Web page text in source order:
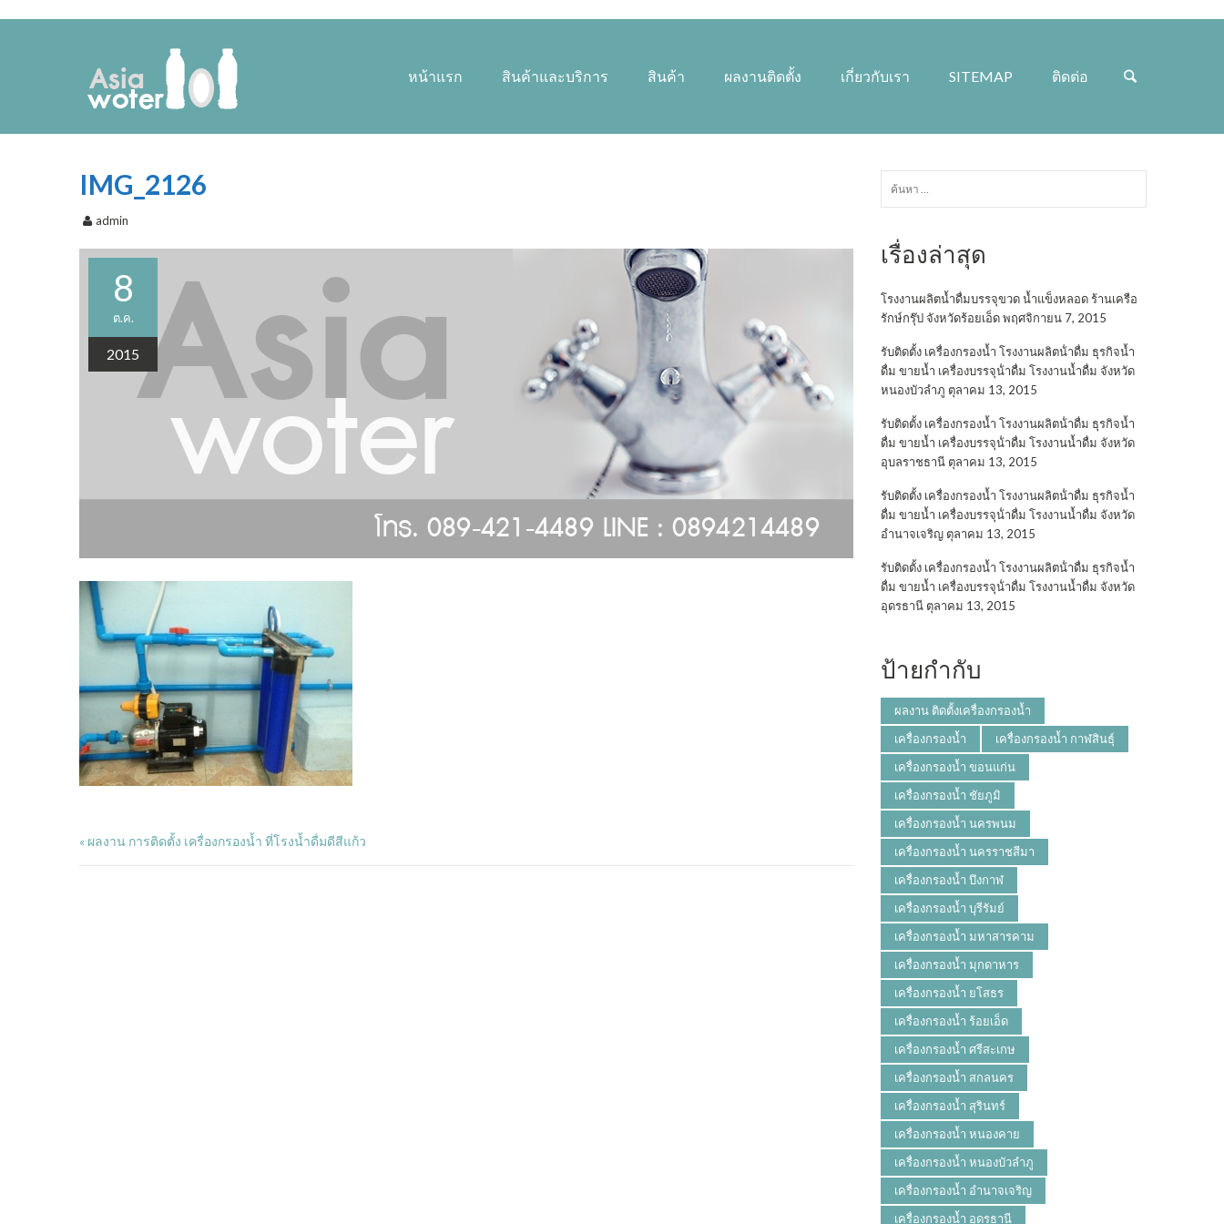
หน้าแรก สินค้าและบริการ สินค้า ผลงานติดตั้ง เกี่ยวกับเรา SITEMAP ติดต่อ
IMG_2126
admin
8
ต.ค.
2015
« ผลงาน การติดตั้ง เครื่องกรองน้ำ ที่โรงน้ำดื่มดีสีแก้ว
เรื่องล่าสุด
โรงงานผลิตน้ำดื่มบรรจุขวด น้ำแข็งหลอด ร้านเครือ
รักษ์กรุ๊ป จังหวัดร้อยเอ็ดพฤศจิกายน 7, 2015
รับติดตั้ง เครื่องกรองน้ำ โรงงานผลิตน้ําดื่ม ธุรกิจน้ำ
ดื่ม ขายน้ำ เครื่องบรรจุน้ําดื่ม โรงงานน้ำดื่ม จังหวัด
หนองบัวลำภู ตุลาคม 13, 2015
รับติดตั้ง เครื่องกรองน้ำ โรงงานผลิตน้ําดื่ม ธุรกิจน้ำ
ดื่ม ขายน้ำ เครื่องบรรจุน้ําดื่ม โรงงานน้ำดื่ม จังหวัด
อุบลราชธานี ตุลาคม 13, 2015
รับติดตั้ง เครื่องกรองน้ำ โรงงานผลิตน้ําดื่ม ธุรกิจน้ำ
ดื่ม ขายน้ำ เครื่องบรรจุน้ําดื่ม โรงงานน้ำดื่ม จังหวัด
อำนาจเจริญ ตุลาคม 13, 2015
รับติดตั้ง เครื่องกรองน้ำ โรงงานผลิตน้ําดื่ม ธุรกิจน้ำ
ดื่ม ขายน้ำ เครื่องบรรจุน้ําดื่ม โรงงานน้ำดื่ม จังหวัด
อุดรธานี ตุลาคม 13, 2015
ป้ายกำกับ
ผลงาน ติดตั้งเครื่องกรองน้ำ
เครื่องกรองน้ำ
เครื่องกรองน้ำ กาฬสินธุ์
เครื่องกรองน้ำ ขอนแก่น
เครื่องกรองน้ำ ชัยภูมิ
เครื่องกรองน้ำ นครพนม
เครื่องกรองน้ำ นครราชสีมา
เครื่องกรองน้ำ บึงกาฬ
เครื่องกรองน้ำ บุรีรัมย์
เครื่องกรองน้ำ มหาสารคาม
เครื่องกรองน้ำ มุกดาหาร
เครื่องกรองน้ำ ยโสธร
เครื่องกรองน้ำ ร้อยเอ็ด
เครื่องกรองน้ำ ศรีสะเกษ
เครื่องกรองน้ำ สกลนคร
เครื่องกรองน้ำ สุรินทร์
เครื่องกรองน้ำ หนองคาย
เครื่องกรองน้ำ หนองบัวลำภู
เครื่องกรองน้ำ อำนาจเจริญ
เครื่องกรองน้ำ อุดรธานี